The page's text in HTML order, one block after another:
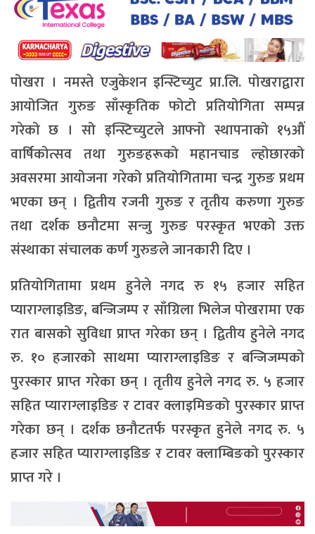
पोखरा । नमस्ते एजुकेशन इन्स्टिच्युट प्रा.लि. पोखराद्वारा
आयोजित गुरुङ साँस्कृतिक फोटो प्रतियोगिता सम्पन्न
गरेको छ । सो इन्स्टिच्युटले आफ्नो स्थापनाको १५औं
वार्षिकोत्सव तथा गुरुङहरूको महानचाड ल्होछारको
अवसरमा आयोजना गरेको प्रतियोगितामा चन्द्र गुरुङ प्रथम
भएका छन् । द्वितीय रजनी गुरुङ र तृतीय करुणा गुरुङ
तथा दर्शक छनौटमा सन्जु गुरुङ परस्कृत भएको उक्त
संस्थाका संचालक कर्ण गुरुङले जानकारी दिए ।
प्रतियोगितामा प्रथम हुनेले नगद रु १५ हजार सहित
प्याराग्लाइडिङ, बन्जिजम्प र साँग्रिला भिलेज पोखरामा एक
रात बासको सुविधा प्राप्त गरेका छन् । द्वितीय हुनेले नगद
रु. १० हजारको साथमा प्याराग्लाइडिङ र बन्जिजम्पको
पुरस्कार प्राप्त गरेका छन् । तृतीय हुनेले नगद रु. ५ हजार
सहित प्याराग्लाइडिङ र टावर क्लाइमिङको पुरस्कार प्राप्त
गरेका छन् । दर्शक छनौटतर्फ परस्कृत हुनेले नगद रु. ५
हजार सहित प्याराग्लाइडिङ र टावर क्लाम्बिङको पुरस्कार
प्राप्त गरे ।